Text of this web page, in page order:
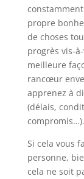
propre
de choses
progrès vis-
meilleure
rancœur
apprenez à
(délais,
compromis…).
Si cela vous
personne,
cela ne soit